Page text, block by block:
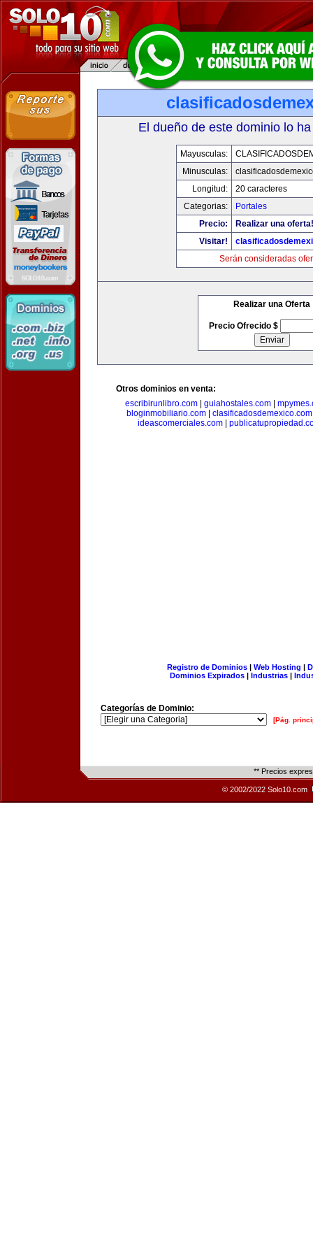
El dueño de este dominio lo
Mayusculas:
Minusculas:
Longitud:
20 caracteres
Categorias:
Portales
Precio:
Realizar una oferta!
Visitar!
Serán consideradas
Realizar una Oferta
Precio Ofrecido $
Otros dominios en venta:
escribirunlibro.com| guiahostales.com|
bloginmobiliario.com| clasificadosdemexico.com
ideascomerciales.com|
Registro de Dominios| Web Hosting |
Dominios Expirados | Industrias |
Categorías de Dominio:
[Pág.
** Precios
© 2002/2022 Solo10.com